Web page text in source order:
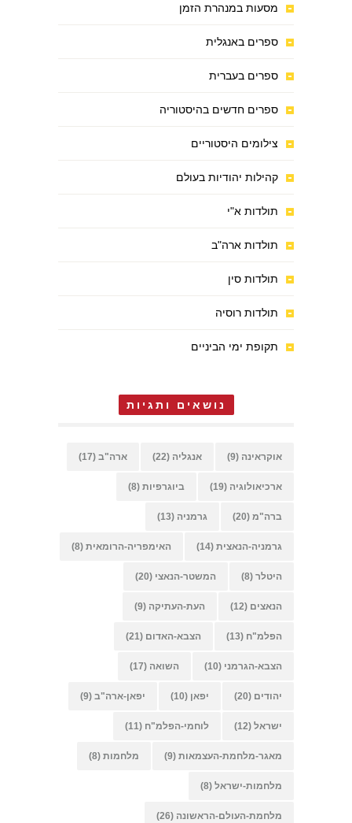
מסעות במנהרת הזמן
ספרים באנגלית
ספרים בעברית
ספרים חדשים בהיסטוריה
צילומים היסטוריים
קהילות יהודיות בעולם
תולדות א"י
תולדות ארה"ב
תולדות סין
תולדות רוסיה
תקופת ימי הביניים
נושאים ותגיות
אוקראינה (9) אנגליה (22) ארה"ב (17)
ארכיאולוגיה (19) ביוגרפיות (8)
ברה"מ (20) גרמניה (13)
גרמניה-הנאצית (14) האימפריה-הרומאית (8)
היטלר (8) המשטר-הנאצי (20)
הנאצים (12) העת-העתיקה (9)
הפלמ"ח (13) הצבא-האדום (21)
הצבא-הגרמני (10) השואה (17)
יהודים (20) יפאן (10) יפאן-ארה"ב (9)
ישראל (12) לוחמי-הפלמ"ח (11)
מאגר-מלחמת-העצמאות (9) מלחמות (8)
מלחמות-ישראל (8)
מלחמת-העולם-הראשונה (26)